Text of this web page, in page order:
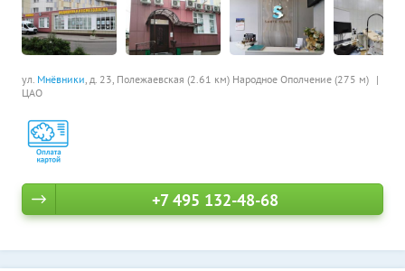
ул. Мнёвники, д. 23, Полежаевская (2.61 км) Народное Ополчение (275 м)
ЦАО
+7 495 132-48-68